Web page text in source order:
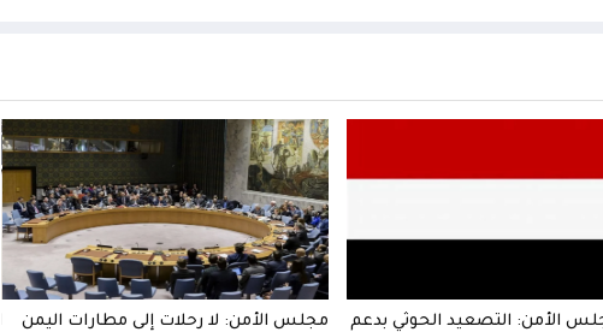
الأمن: التصعيد الحوثي بدعم
مجلس الأمن: لا رحلات إلى مطارات اليمن